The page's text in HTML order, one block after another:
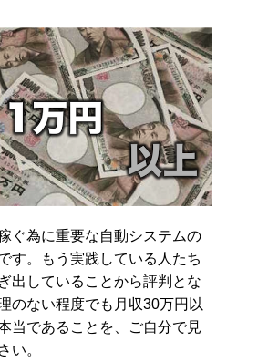
ぐ為に重要な自動システムの
す。もう実践している人たち
出していることから評判とな
のない程度でも月収30万円以
当であることを、ご自分で見
い。